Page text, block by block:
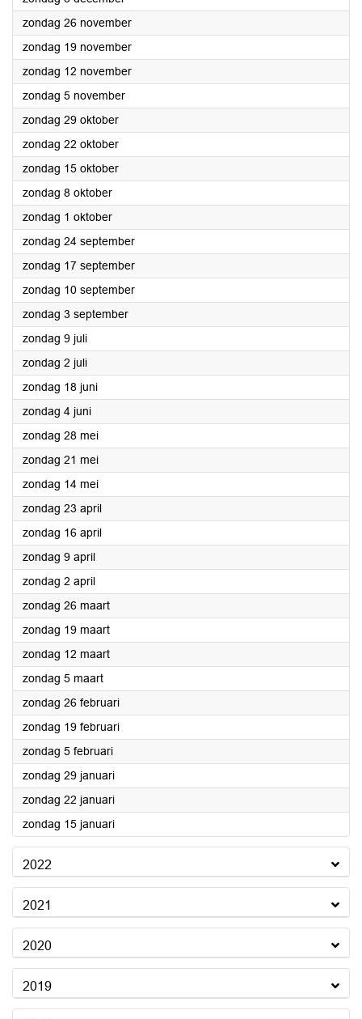
zondag 26 november2023
zondag 19 november2023
zondag 12 november2023
zondag 5 november2023
zondag 29 oktober2023
zondag 22 oktober2023
zondag 15 oktober2023
zondag 8 oktober2023
zondag 1 oktober2023
zondag 24 september2023
zondag 17 september2023
zondag 10 september2023
zondag 3 september2023
zondag 9 juli2023
zondag 2 juli2023
zondag 18 juni2023
zondag 4 juni2023
zondag 28 mei2023
zondag 21 mei2023
zondag 14 mei2023
zondag 23 april2023
zondag 16 april2023
zondag 9 april2023
zondag 2 april2023
zondag 26 maart2023
zondag 19 maart2023
zondag 12 maart2023
zondag 5 maart2023
zondag 26 februari2023
zondag 19 februari2023
zondag 5 februari2023
zondag 29 januari2023
zondag 22 januari2023
zondag 15 januari2023
2022
2021
2020
2019